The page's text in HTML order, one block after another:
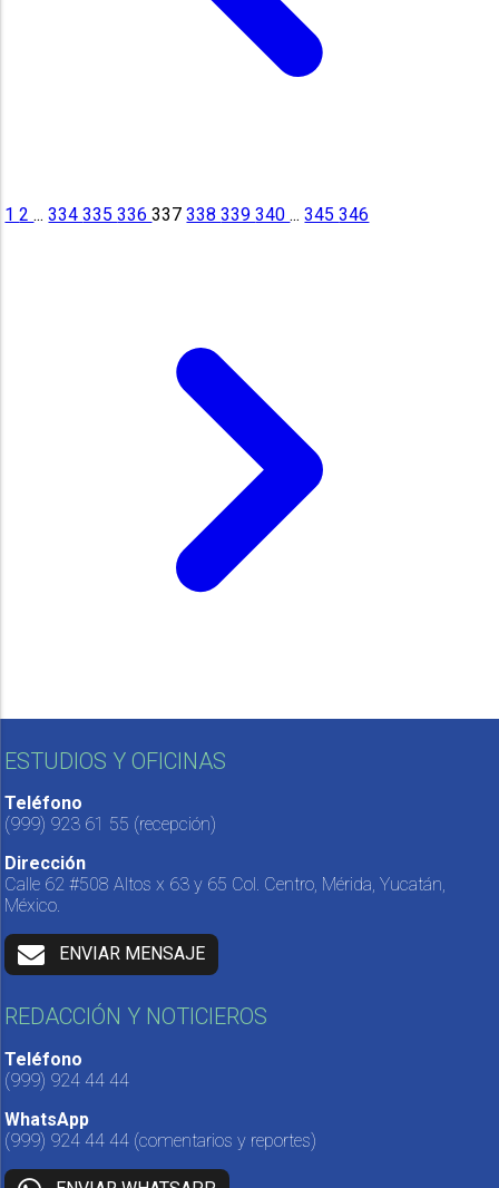
12... 334335336337 338339340... 345346
ESTUDIOS Y OFICINAS
Teléfono
(999) 923 61 55 (recepción)
Dirección
Calle 62 #508 Altos x 63 y 65 Col. Centro, Mérida, Yucatán,
México.
ENVIAR MENSAJE
REDACCIÓN Y NOTICIEROS
Teléfono
(999) 924 44 44
WhatsApp
(999) 924 44 44 (comentarios y reportes)